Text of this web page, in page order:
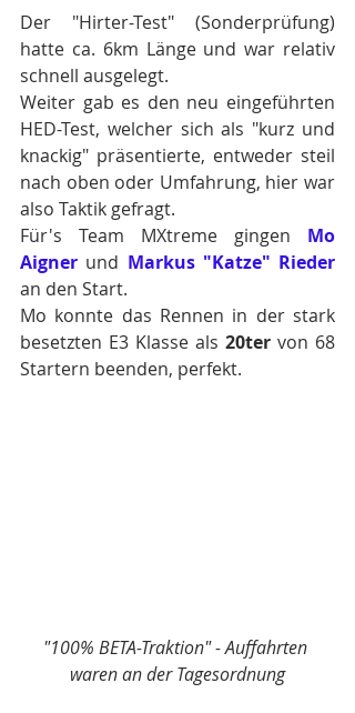
Der "Hirter-Test" (Sonderprüfung)
hatte ca. 6km Länge und war relativ
schnell ausgelegt.
Weiter gab es den neu eingeführten
HED-Test, welcher sich als "kurz und
knackig" präsentierte, entweder steil
nach oben oder Umfahrung, hier war
also Taktik gefragt.
Für's Team MXtreme gingen Mo
Aigner und Markus "Katze" Rieder
an den Start.
Mo konnte das Rennen in der stark
besetzten E3 Klasse als 20ter von 68
Startern beenden, perfekt.
"100% BETA-Traktion" - Auffahrten
waren an der Tagesordnung